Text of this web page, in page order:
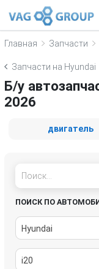
Главная Запчасти
Запчасти на Hyundai
Б/у
2026
двигатель
ПОИСК ПО
Hyundai
i20